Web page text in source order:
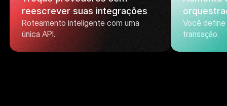
reescrever suas integrações
Roteamento inteligente com uma
única API.
Você
transação.